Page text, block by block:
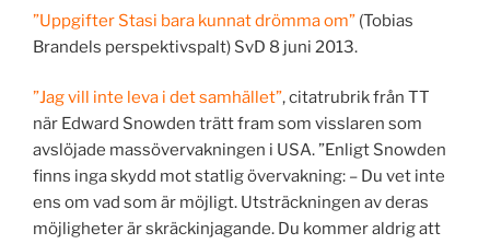
”Uppgifter Stasi bara kunnat drömma om” (Tobias
Brandels perspektivspalt) SvD 8 juni 2013.
”Jag vill inte leva i det samhället”, citatrubrik från TT
när Edward Snowden trätt fram som visslaren som
avslöjade massövervakningen i USA. ”Enligt Snowden
finns inga skydd mot statlig övervakning: – Du vet inte
ens om vad som är möjligt. Utsträckningen av deras
möjligheter är skräckinjagande. Du kommer aldrig att